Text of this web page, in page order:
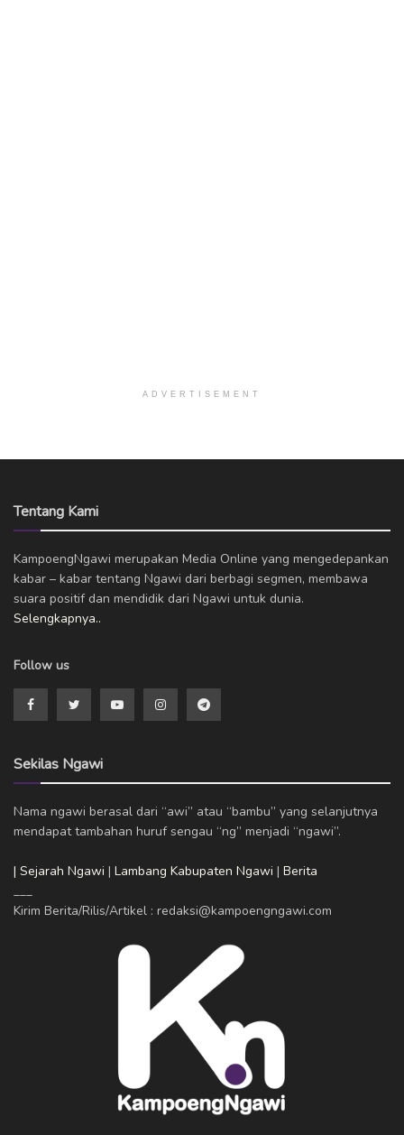
ADVERTISEMENT
Tentang Kami
KampoengNgawi merupakan Media Online yang mengedepankan
kabar – kabar tentang Ngawi dari berbagi segmen, membawa
suara positif dan mendidik dari Ngawi untuk dunia.
Selengkapnya..
Follow us
Sekilas Ngawi
Nama ngawi berasal dari “awi” atau “bambu” yang selanjutnya
mendapat tambahan huruf sengau “ng” menjadi “ngawi”.
| Sejarah Ngawi | Lambang Kabupaten Ngawi | Berita
___
Kirim Berita/Rilis/Artikel : redaksi@kampoengngawi.com